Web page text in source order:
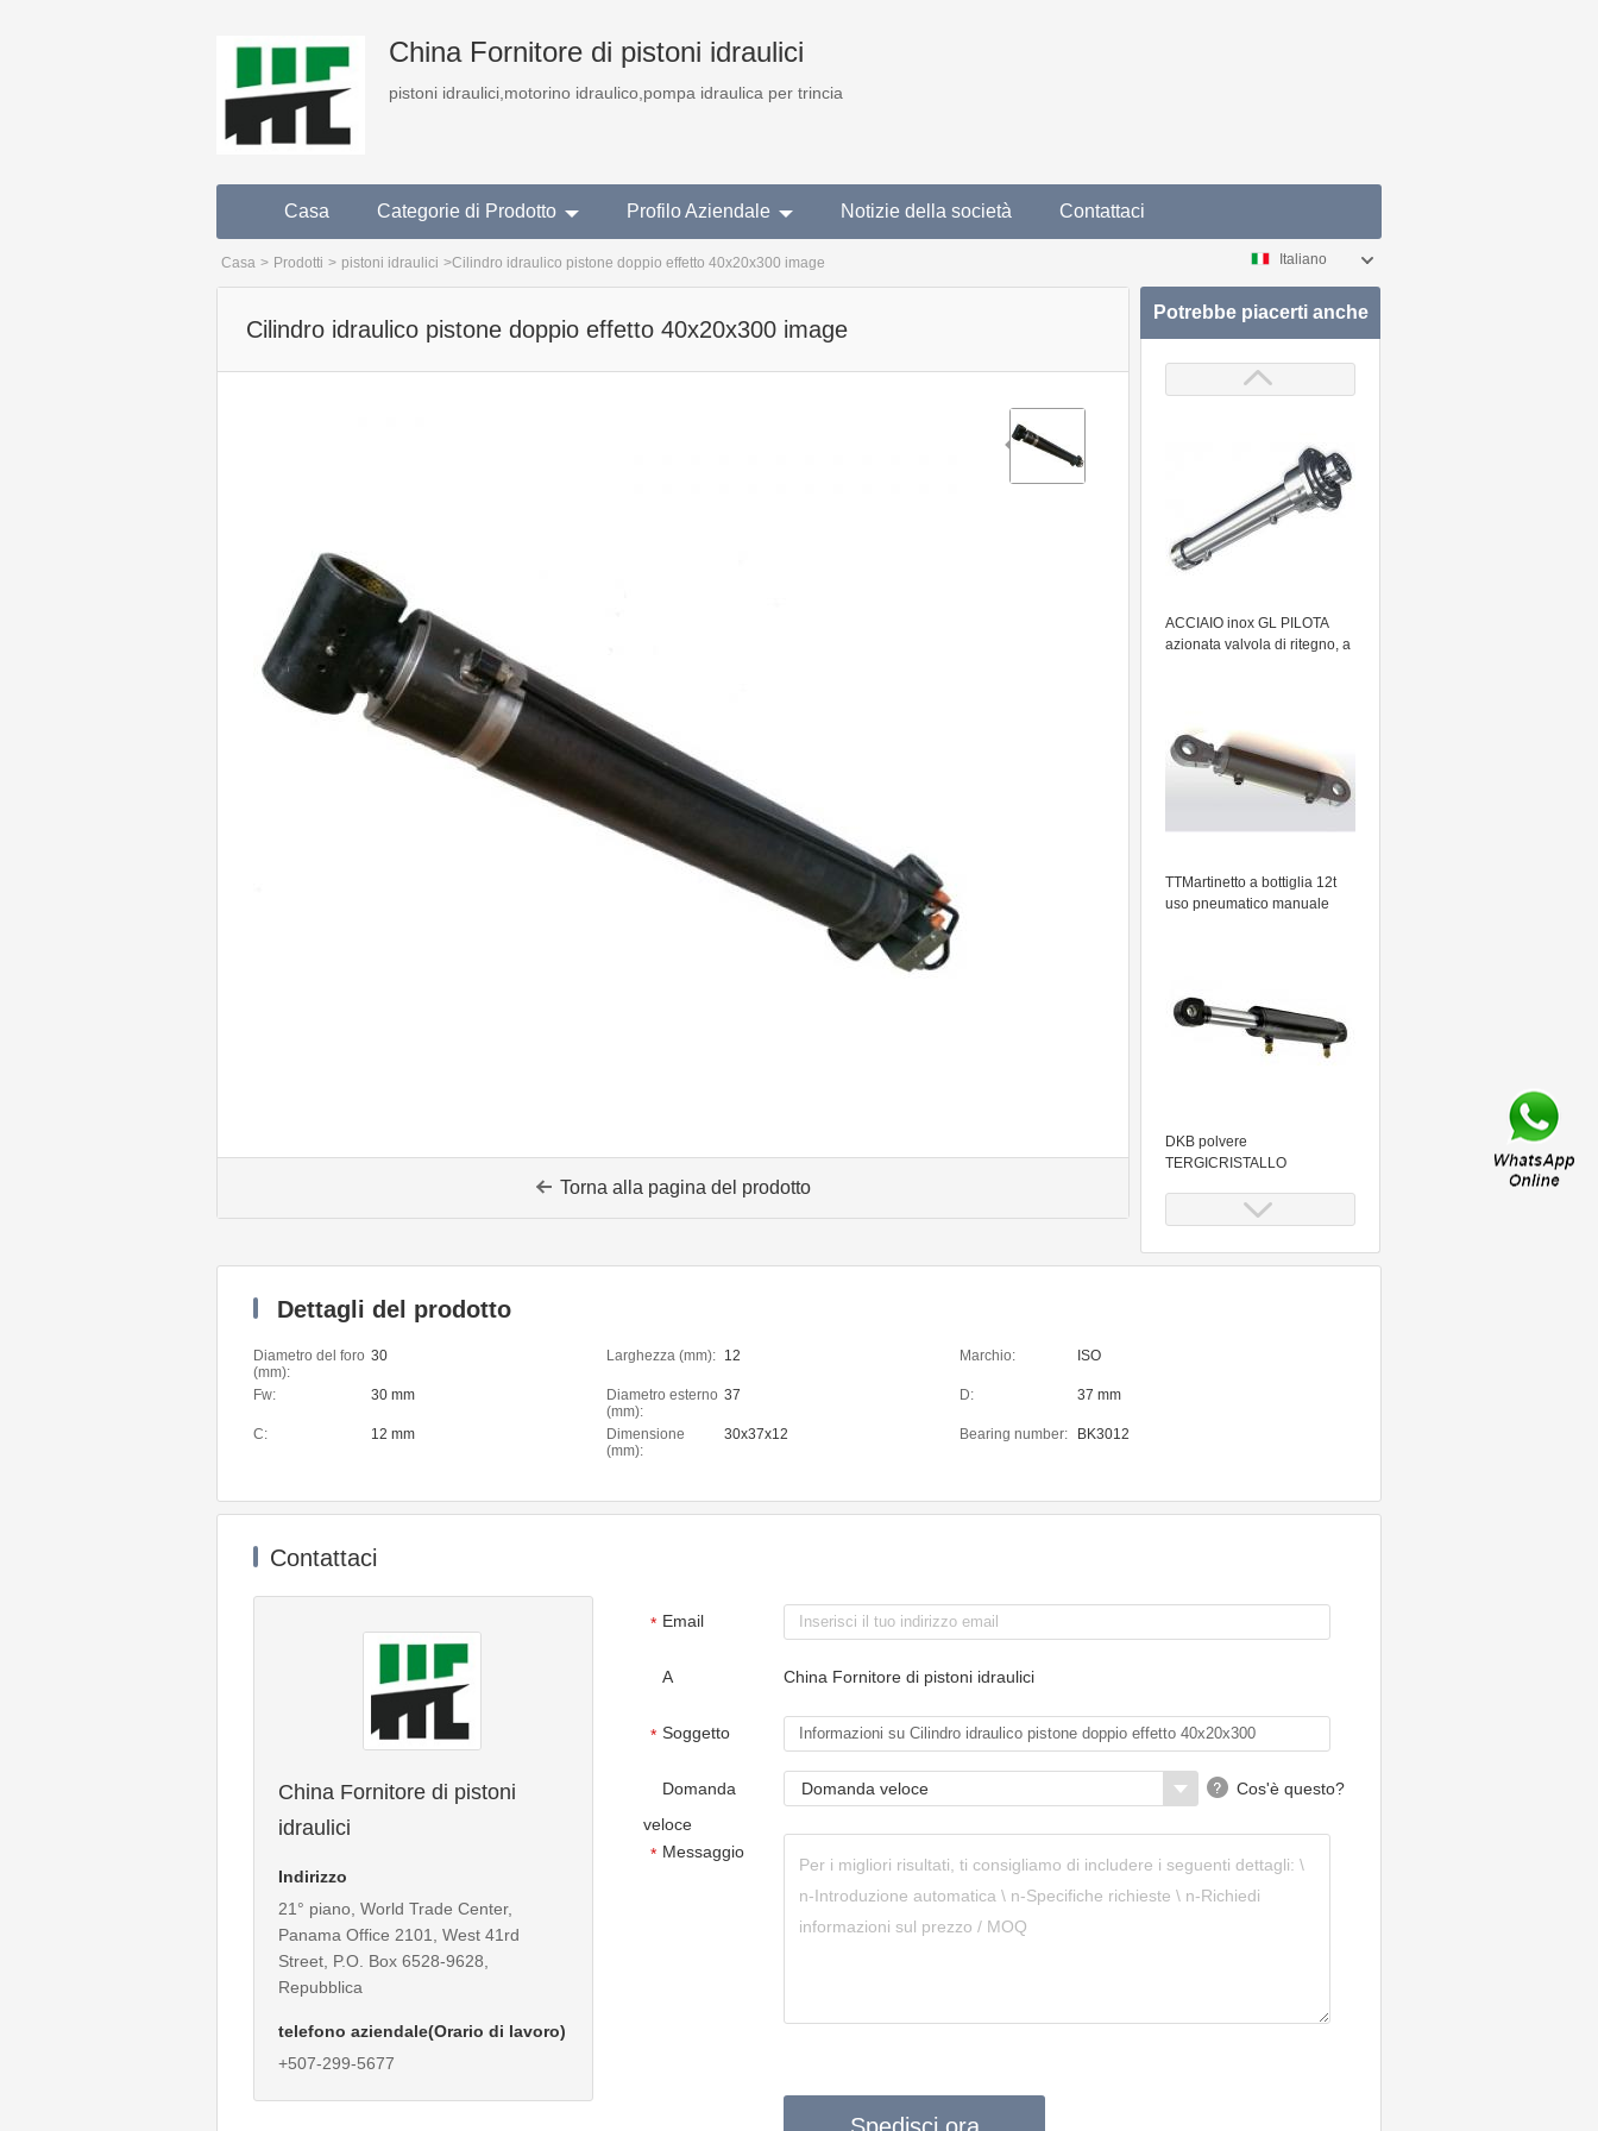
China Fornitore di pistoni idraulici
pistoni idraulici,motorino idraulico,pompa idraulica per trincia
Casa Categorie di Prodotto Profilo Aziendale Notizie della società Contattaci
Casa > Prodotti > pistoni idraulici >Cilindro idraulico pistone doppio effetto 40x20x300 image Italiano
Cilindro idraulico pistone doppio effetto 40x20x300 image
Torna alla pagina del prodotto
Potrebbe piacerti anche
ACCIAIO inox GL PILOTA
azionata valvola di ritegno, a
TTMartinetto a bottiglia 12t
uso pneumatico manuale
DKB polvere
TERGICRISTALLO
PISTONE IDRAULICO//
cilindro-scegli la tua taglia
Dettagli del prodotto
Diametro del foro
(mm):
30 Larghezza (mm): 12 Marchio: ISO
Fw: 30 mm
Diametro esterno
(mm):
37 D: 37 mm
C: 12 mm
Dimensione
(mm):
30x37x12 Bearing number: BK3012
Contattaci
China Fornitore di pistoni
idraulici
Indirizzo
21° piano, World Trade Center,
Panama Office 2101, West 41rd
Street, P.O. Box 6528-9628,
Repubblica
telefono aziendale(Orario di lavoro)
+507-299-5677
* Email
A China Fornitore di pistoni idraulici
* Soggetto
Domanda
veloce
Domanda veloce Cos'è questo?
* Messaggio